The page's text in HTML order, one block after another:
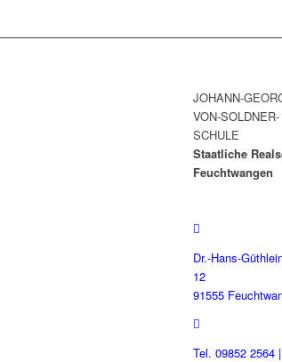
JOHANN-
VON-SOLDNER-
SCHULE
Staatliche
Feuchtwangen
Dr.-Hans-
12
91555
Tel. 09852 2564